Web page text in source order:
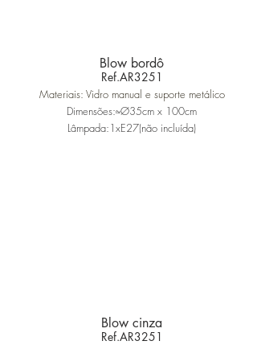
Blow bordô
Ref.AR3251
Materiais: Vidro manual e suporte metálico
Dimensões:≈Ø35cm x 100cm
Lâmpada:1xE27(não incluída)
Blow cinza
Ref.AR3251